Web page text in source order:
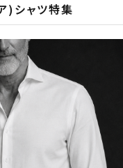
シャツ特集